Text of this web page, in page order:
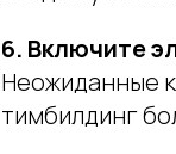
6. Включите
Неожиданные
тимбилдинг